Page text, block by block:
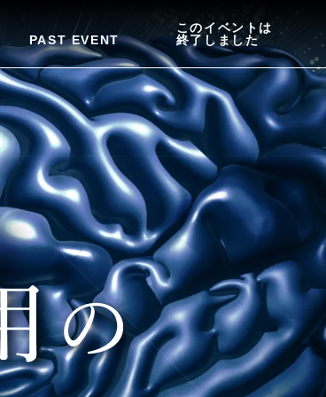
PAST EVENT
このイベントは
終了しました